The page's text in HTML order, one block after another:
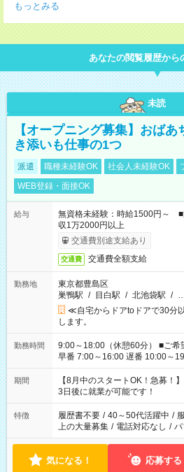
もっとみる
あなたの閲覧履歴から
未読
【オープニング募集】おば
き添いも仕事の1つ
派遣 職種未経験OK 社会人未経験OK
WEB登録・面接OK
給与
無資格未経験：時給1500円～
収1万2000円以上
交通費別途支給あり
交通費 交通費全額支給
勤務地
東京都豊島区
巣鴨駅 / 目白駅 / 北池袋駅 /
≪自宅からドアtoドアで30分
します。
勤務時間
9:00～18:00（休憩60分） ■ご希望があれば下記シフトもOK！
早番 7:00～16:00 遅番 10:00～
と休みを合わせたい」 「余裕を
「できれば残業はしたくない」
ね。 ※Wワーク希望の方へ 今ご覧のお仕事で希望する勤務時間
と、もう1つのお仕事の勤務時
合は応募できません。
期間
【8月中のスタートOK！急募
3日後に就業が可能です！
特徴 履歴書不要 / 40～50代活躍中 /
上の大量募集 / 電話対応なし /
気になる！ 応募する